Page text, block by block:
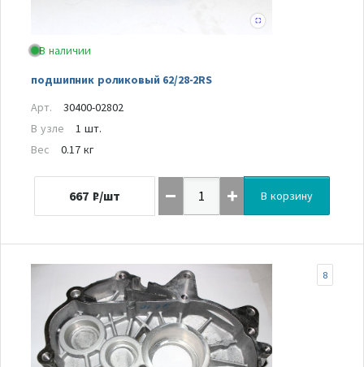
В наличии
подшипник роликовый 62/28-2RS
Арт.
30400-02802
В узле
1 шт.
Вес
0.17 кг
667 ₽/шт В корзину
8